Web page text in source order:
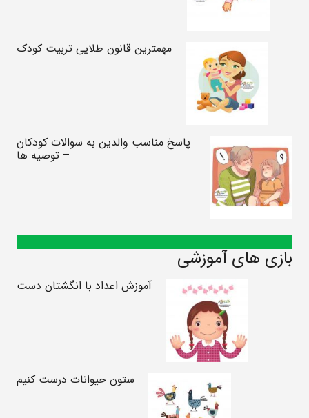
مهمترین قانون طلایی تربیت کودک
پاسخ مناسب والدین به سوالات کودکان
– توصیه ها
بازی های آموزشی
آموزش اعداد با انگشتان دست
ستون حیوانات درست کنیم